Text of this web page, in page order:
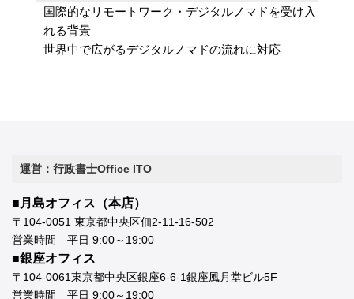
国際的なリモートワーク・デジタルノマドを受け入
れる背景
世界中で広がるデジタルノマドの流れに対応
運営：行政書士Office ITO
■月島オフィス（本店）
〒104-0051 東京都中央区佃2-11-16-502
営業時間 平日 9:00～19:00
■銀座オフィス
〒104-0061東京都中央区銀座6-6-1銀座風月堂ビル5F
営業時間 平日 9:00～19:00